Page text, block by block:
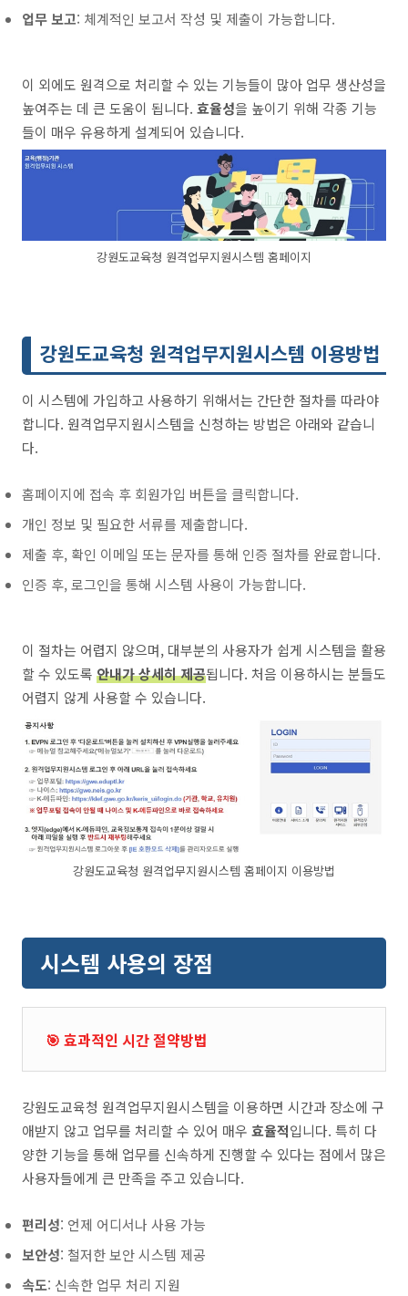
업무 보고: 체계적인 보고서 작성 및 제출이 가능합니다.
이 외에도 원격으로 처리할 수 있는 기능들이 많아 업무 생산성을
높여주는 데 큰 도움이 됩니다. 효율성을 높이기 위해 각종 기능
들이 매우 유용하게 설계되어 있습니다.
강원도교육청 원격업무지원시스템 홈페이지
강원도교육청 원격업무지원시스템 이용방법
이 시스템에 가입하고 사용하기 위해서는 간단한 절차를 따라야
합니다. 원격업무지원시스템을 신청하는 방법은 아래와 같습니
다.
홈페이지에 접속 후 회원가입 버튼을 클릭합니다.
개인 정보 및 필요한 서류를 제출합니다.
제출 후, 확인 이메일 또는 문자를 통해 인증 절차를 완료합니다.
인증 후, 로그인을 통해 시스템 사용이 가능합니다.
이 절차는 어렵지 않으며, 대부분의 사용자가 쉽게 시스템을 활용
할 수 있도록 안내가 상세히 제공됩니다. 처음 이용하시는 분들도
어렵지 않게 사용할 수 있습니다.
강원도교육청 원격업무지원시스템 홈페이지 이용방법
시스템 사용의 장점
🎯 효과적인 시간 절약방법
강원도교육청 원격업무지원시스템을 이용하면 시간과 장소에 구
애받지 않고 업무를 처리할 수 있어 매우 효율적입니다. 특히 다
양한 기능을 통해 업무를 신속하게 진행할 수 있다는 점에서 많은
사용자들에게 큰 만족을 주고 있습니다.
편리성: 언제 어디서나 사용 가능
보안성: 철저한 보안 시스템 제공
속도: 신속한 업무 처리 지원